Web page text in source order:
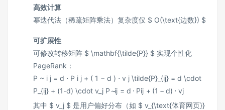
高效计算
幂迭代法（稀疏矩阵乘法）复杂度仅 $ O(\text{边数}) $
可扩展性
可修改转移矩阵 $ \mathbf{\tilde{P}} $ 实现个性化
PageRank：
P ~ i j = d ⋅ P i j + ( 1 − d ) ⋅ v j \tilde{P}_{ij} = d \cdot
P_{ij} + (1-d) \cdot v_j P ~ij = d ⋅ Pij + (1 − d) ⋅ vj
其中 $ v_j $ 是用户偏好分布（如 $ v_{\text{体育网页}}